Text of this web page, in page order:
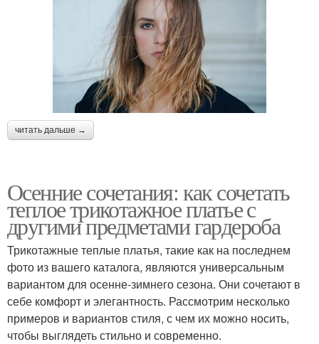
читать дальше →
Осенние сочетания: как сочетать
теплое трикотажное платье с
другими предметами гардероба
Трикотажные теплые платья, такие как на последнем
фото из вашего каталога, являются универсальным
вариантом для осенне-зимнего сезона. Они сочетают в
себе комфорт и элегантность. Рассмотрим несколько
примеров и вариантов стиля, с чем их можно носить,
чтобы выглядеть стильно и современно.